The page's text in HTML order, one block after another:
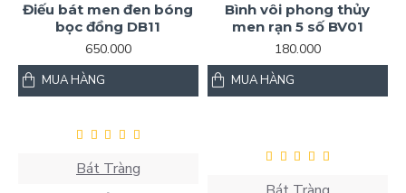
Điếu bát men đen bóng
bọc đồng DB11
650.000
MUA HÀNG
Bình vôi phong thủy
men rạn 5 số BV01
180.000
MUA HÀNG
Bát Tràng